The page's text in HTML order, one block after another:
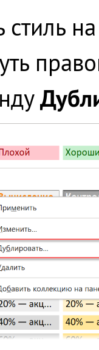
стиль